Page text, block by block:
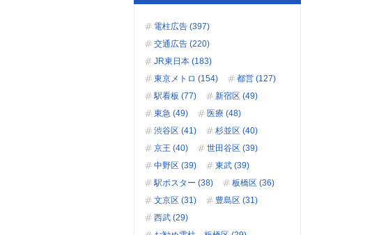
電柱広告 (397)
交通広告 (220)
JR東日本 (183)
東京メトロ (154)
都営 (127)
駅看板 (77)
新宿区 (49)
東急 (49)
医療 (48)
渋谷区 (41)
杉並区 (40)
京王 (40)
世田谷区 (39)
中野区 (39)
東武 (39)
駅ポスター (38)
板橋区 (36)
文京区 (31)
豊島区 (31)
西武 (29)